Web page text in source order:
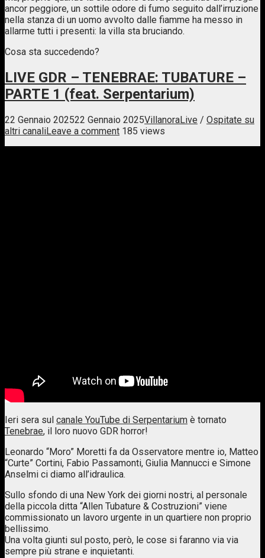
ancor peggiore, un sottile odore di fumo seguito dall’irruzione
nella stanza di un uomo avvolto dalle fiamme ha messo in
allarme tutti i presenti: la villa sta bruciando.
Cosa sta succedendo?
LIVE GDR – TENEBRAE: TUBATURE –
PARTE 1 (feat. Serpentarium)
22 Gennaio 202522 Gennaio 2025VillanoraLive / Ospitate su
altri canaliLeave a comment 185 views
Ieri sera sul canale YouTube di Serpentarium ‬ è tornato
Tenebrae, il loro nuovo GDR horror!
Leonardo “Moro” Moretti fa da Osservatore mentre io, Matteo
“Curte” Cortini, Fabio Passamonti, Giulia Mannucci e Simone
Anselmi ci diamo all’idraulica.
Sullo sfondo di una New York dei giorni nostri, al personale
della piccola ditta “Allen Tubature & Costruzioni” viene
commissionato un lavoro urgente in un quartiere non proprio
bellissimo.
Una volta giunti sul posto, però, le cose si faranno via via
sempre più strane e inquietanti.